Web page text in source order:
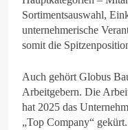
Sortimentsauswahl,
unternehmerische
somit die
Auch gehört Globus
Arbeitgebern. Die
hat 2025 das
„Top Company“